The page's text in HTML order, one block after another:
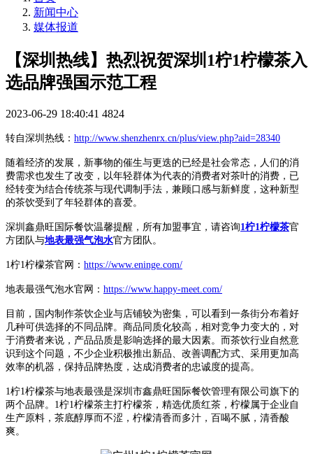
新闻中心
媒体报道
【深圳热线】热烈祝贺深圳1柠1柠檬茶入
选品牌强国示范工程
2023-06-29 18:40:41 4824
转自深圳热线： http://www.shenzhenrx.cn/plus/view.php?aid=28340
随着经济的发展，新事物的催生与更迭的已经是社会常态，人们的消
费需求也发生了改变，以年轻群体为代表的消费者对茶叶的消费，已
经转变为结合传统茶与现代调制手法，兼顾口感与新鲜度，这种新型
的茶饮受到了年轻群体的喜爱。
深圳鑫鼎旺国际餐饮温馨提醒，所有加盟事宜，请咨询1柠1柠檬茶官
方团队与地表最强气泡水官方团队。
1柠1柠檬茶官网： https://www.eninge.com/
地表最强气泡水官网： https://www.happy-meet.com/
目前，国内制作茶饮企业与店铺较为密集，可以看到一条街分布着好
几种可供选择的不同品牌。商品同质化较高，相对竞争力变大的，对
于消费者来说，产品品质是影响选择的最大因素。而茶饮行业自然意
识到这个问题，不少企业积极推出新品、改善调配方式、采用更加高
效率的机器，保持品牌热度，达成消费者的忠诚度的提高。
1柠1柠檬茶与地表最强是深圳市鑫鼎旺国际餐饮管理有限公司旗下的
两个品牌。1柠1柠檬茶主打柠檬茶，精选优质红茶，柠檬属于企业自
生产原料，茶底醇厚而不涩，柠檬清香而多汁，百喝不腻，清香酸
爽。